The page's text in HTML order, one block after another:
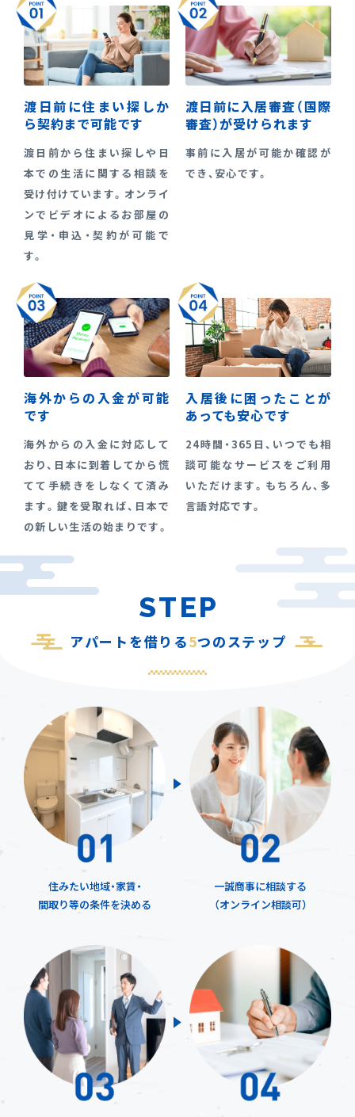
渡日前に住まい探しか
ら契約まで可能です
渡日前から住まい探しや日
本での生活に関する相談を
受け付けています。オンライ
ンでビデオによるお部屋の
見学・申込・契約が可能で
す。
渡日前に入居審査（国際
審査）が受けられます
事前に入居が可能か確認が
でき、安心です。
海外からの入金が可能
です
海外からの入金に対応して
おり、日本に到着してから慌
てて手続きをしなくて済み
ます。鍵を受取れば、日本で
の新しい生活の始まりです。
入居後に困ったことが
あっても安心です
24時間・365日、いつでも相
談可能なサービスをご利用
いただけます。もちろん、多
言語対応です。
STEP
アパートを借りる5つのステップ
住みたい地域・家賃・
間取り等の条件を決める
一誠商事に相談する
（オンライン相談可）